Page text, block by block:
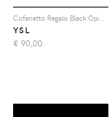
YSL
€ 90,00